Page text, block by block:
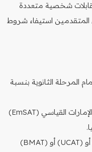
شخصية متعددة
المتقدمين استيفاء شروط
المرحلة الثانوية بنسبة
الحصول على درجة عالية في اختبار الإمارات القياسي (EmSAT)